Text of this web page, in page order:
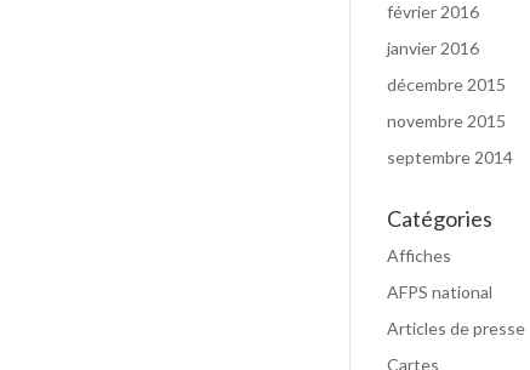
février 2016
janvier 2016
décembre 2015
novembre 2015
septembre 2014
Catégories
Affiches
AFPS national
Articles de presse
Cartes